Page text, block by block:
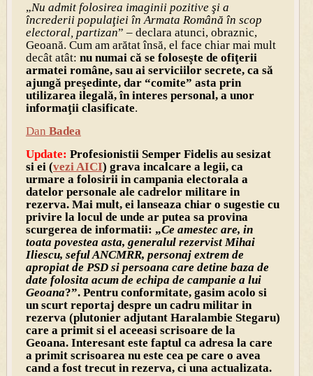
„Nu admit folosirea imaginii pozitive şi a
încrederii populaţiei în Armata Română în scop
electoral, partizan” – declara atunci, obraznic,
Geoană. Cum am arătat însă, el face chiar mai mult
decât atât: nu numai că se foloseşte de ofiţerii
armatei române, sau ai serviciilor secrete, ca să
ajungă preşedinte, dar “comite” asta prin
utilizarea ilegală, în interes personal, a unor
informaţii clasificate.
Dan Badea
Update: Profesionistii Semper Fidelis au sesizat
si ei (vezi AICI) grava incalcare a legii, ca
urmare a folosirii in campania electorala a
datelor personale ale cadrelor militare in
rezerva. Mai mult, ei lanseaza chiar o sugestie cu
privire la locul de unde ar putea sa provina
scurgerea de informatii: „Ce amestec are, in
toata povestea asta, generalul rezervist Mihai
Iliescu, seful ANCMRR, personaj extrem de
apropiat de PSD si persoana care detine baza de
date folosita acum de echipa de campanie a lui
Geoana?”. Pentru conformitate, gasim acolo si
un scurt reportaj despre un cadru militar in
rezerva (plutonier adjutant Haralambie Stegaru)
care a primit si el aceeasi scrisoare de la
Geoana. Interesant este faptul ca adresa la care
a primit scrisoarea nu este cea pe care o avea
cand a fost trecut in rezerva, ci una actualizata.